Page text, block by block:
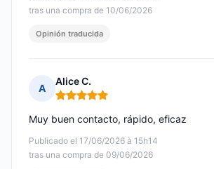
tras una compra de 10/06/2026
Opinión traducida
A
Alice C.
Nota: 5 de 5
Publicado el 17/06/2026 à 15h14
tras una compra de 09/06/2026
Muy buen contacto, rápido, eficaz